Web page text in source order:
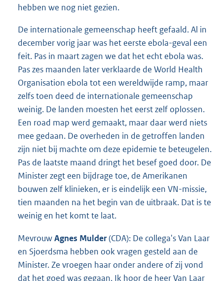
hebben we nog niet gezien.
De internationale gemeenschap heeft gefaald. Al in
december vorig jaar was het eerste ebola-geval een
feit. Pas in maart zagen we dat het echt ebola was.
Pas zes maanden later verklaarde de World Health
Organisation ebola tot een wereldwijde ramp, maar
zelfs toen deed de internationale gemeenschap
weinig. De landen moesten het eerst zelf oplossen.
Een road map werd gemaakt, maar daar werd niets
mee gedaan. De overheden in de getroffen landen
zijn niet bij machte om deze epidemie te beteugelen.
Pas de laatste maand dringt het besef goed door. De
Minister zegt een bijdrage toe, de Amerikanen
bouwen zelf klinieken, er is eindelijk een VN-missie,
tien maanden na het begin van de uitbraak. Dat is te
weinig en het komt te laat.
MevrouwAgnes Mulder(CDA): De collega's Van Laar
en Sjoerdsma hebben ook vragen gesteld aan de
Minister. Ze vroegen haar onder andere of zij vond
dat het goed was gegaan. Ik hoor de heer Van Laar